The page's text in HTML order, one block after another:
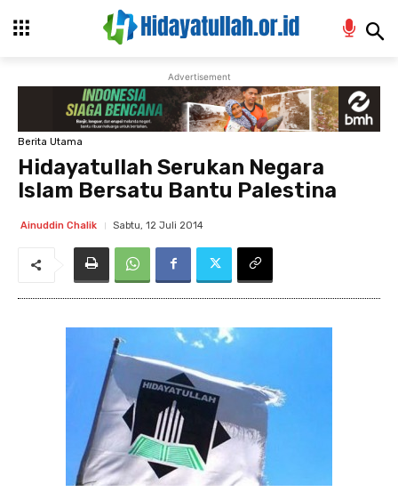
Advertisement
Berita Utama
Hidayatullah Serukan Negara
Islam Bersatu Bantu Palestina
Ainuddin Chalik Sabtu, 12 Juli 2014